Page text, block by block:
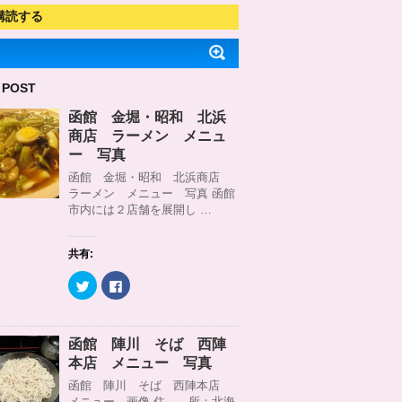
読する
函館 金堀・昭和 北浜
商店 ラーメン メニュ
ー 写真
函館 金堀・昭和 北浜商店
ラーメン メニュー 写真 函館
市内には２店舗を展開し …
共有:
ク
リ
し
て
T
w
i
t
F
a
b
o
o
k
で
共
有
函館 陣川 そば 西陣
本店 メニュー 写真
函館 陣川 そば 西陣本店